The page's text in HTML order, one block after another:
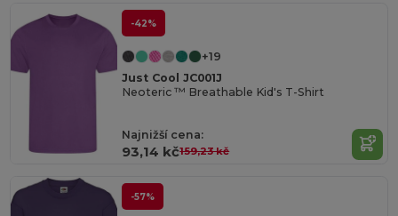
-42%
+19
Just Cool JC001J
Neoteric ™ Breathable Kid's T-Shirt
Najnižší cena:
93,14 kč159,23 kč
-57%